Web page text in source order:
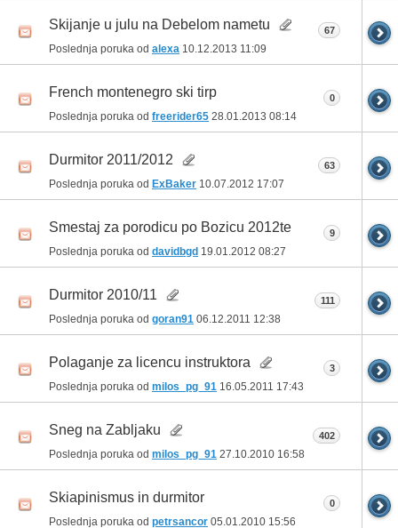
Skijanje u julu na Debelom nametu
Poslednja poruka od alexa 10.12.2013 11:09
67
French montenegro ski tirp
Poslednja poruka od freerider65 28.01.2013 08:14
0
Durmitor 2011/2012
Poslednja poruka od ExBaker 10.07.2012 17:07
63
Smestaj za porodicu po Bozicu 2012te
Poslednja poruka od davidbgd 19.01.2012 08:27
9
Durmitor 2010/11
Poslednja poruka od goran91 06.12.2011 12:38
111
Polaganje za licencu instruktora
Poslednja poruka od milos_pg_91 16.05.2011 17:43
3
Sneg na Zabljaku
Poslednja poruka od milos_pg_91 27.10.2010 16:58
402
Skiapinismus in durmitor
Poslednja poruka od petrsancor 05.01.2010 15:56
0